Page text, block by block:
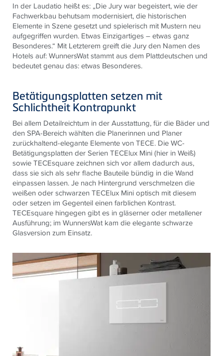
In der Laudatio heißt es: „Die Jury war begeistert, wie der
Fachwerkbau behutsam modernisiert, die historischen
Elemente in Szene gesetzt und spielerisch mit Mustern neu
aufgegriffen wurden. Etwas Einzigartiges – etwas ganz
Besonderes.“ Mit Letzterem greift die Jury den Namen des
Hotels auf: WunnersWat stammt aus dem Plattdeutschen und
bedeutet genau das: etwas Besonderes.
Betätigungsplatten setzen mit
Schlichtheit Kontrapunkt
Bei allem Detailreichtum in der Ausstattung, für die Bäder und
den SPA-Bereich wählten die Planerinnen und Planer
zurückhaltend-elegante Elemente von TECE. Die WC-
Betätigungsplatten der Serien TECElux Mini (hier in Weiß)
sowie TECEsquare zeichnen sich vor allem dadurch aus,
dass sie sich als sehr flache Bauteile bündig in die Wand
einpassen lassen. Je nach Hintergrund verschmelzen die
weißen oder schwarzen TECElux Mini optisch mit diesem
oder setzen im Gegenteil einen farblichen Kontrast.
TECEsquare hingegen gibt es in gläserner oder metallener
Ausführung; im WunnersWat kam die elegante schwarze
Glasversion zum Einsatz.